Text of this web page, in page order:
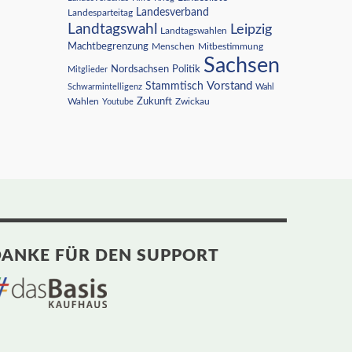
Landesparteitag Landesverband
Landtagswahl Landtagswahlen Leipzig
Machtbegrenzung Menschen Mitbestimmung
Mitglieder Nordsachsen Politik Sachsen
Schwarmintelligenz Stammtisch Vorstand Wahl
Wahlen Youtube Zukunft Zwickau
FÜR DEN SUPPORT